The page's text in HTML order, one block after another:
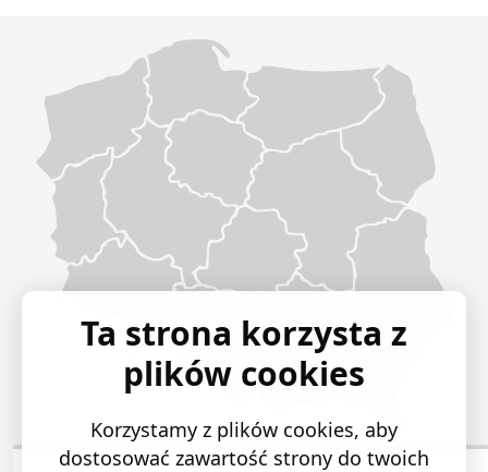
Ta strona korzysta z
plików cookies
Korzystamy z plików cookies, aby
dostosować zawartość strony do twoich